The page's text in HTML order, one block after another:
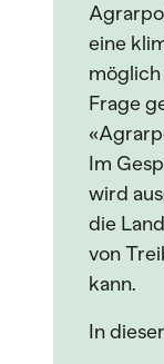
eine
Frage
Im
wird
die
von
kann.
In